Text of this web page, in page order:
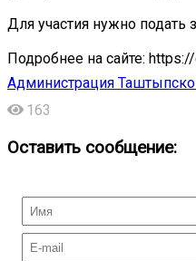
Для участия нужно подать
Подробнее на сайте:
Администрация
163
Оставить сообщение: